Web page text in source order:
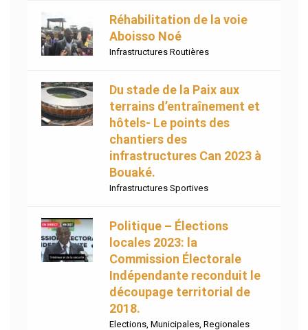
Réhabilitation de la voie
Aboisso Noé
Infrastructures Routières
Du stade de la Paix aux
terrains d’entraînement et
hôtels- Le points des
chantiers des
infrastructures Can 2023 à
Bouaké.
Infrastructures Sportives
Politique – Élections
locales 2023: la
Commission Électorale
Indépendante reconduit le
découpage territorial de
2018.
Elections Municipales Regionales